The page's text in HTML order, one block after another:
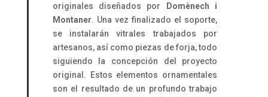
originales diseñados por
Domènech i
Montaner. Una vez finalizado el soporte,
se instalarán vitrales trabajados por
artesanos, así como piezas de forja, todo
siguiendo la concepción del proyecto
original. Estos elementos ornamentales
son el resultado de un profundo trabajo